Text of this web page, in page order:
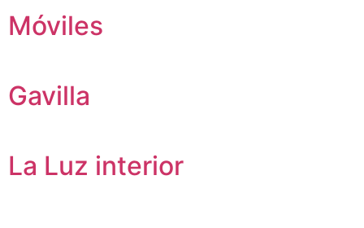
Móviles
Gavilla
La Luz interior